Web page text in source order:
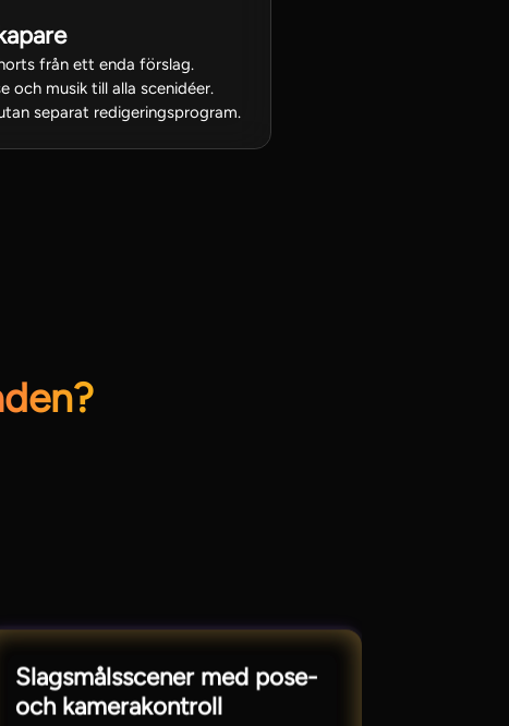
från ett enda förslag.
och musik till alla scenidéer.
separat redigeringsprogram.
Slagsmålsscener med pose-
och kamerakontroll